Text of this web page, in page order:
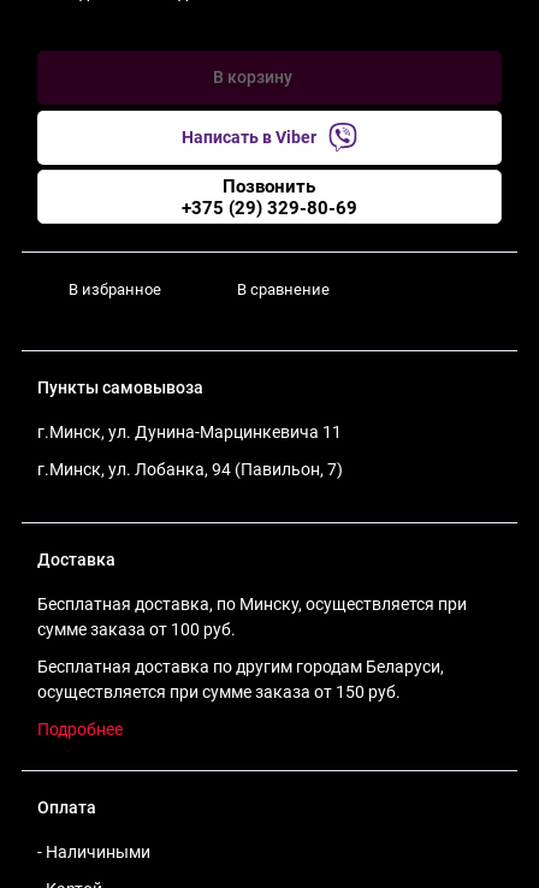
В корзину
Написать в Viber
Позвонить
+375 (29) 329-80-69
В избранное В сравнение
Доставка
Бесплатная доставка, по Минску, осуществляется при
сумме заказа от 100 руб.
Бесплатная доставка по другим городам Беларуси,
осуществляется при сумме заказа от 150 руб.
Подробнее
Оплата
- Наличиными
Пункты самовывоза
г.Минск, ул. Дунина-Марцинкевича 11
г.Минск, ул. Лобанка, 94 (Павильон, 7)